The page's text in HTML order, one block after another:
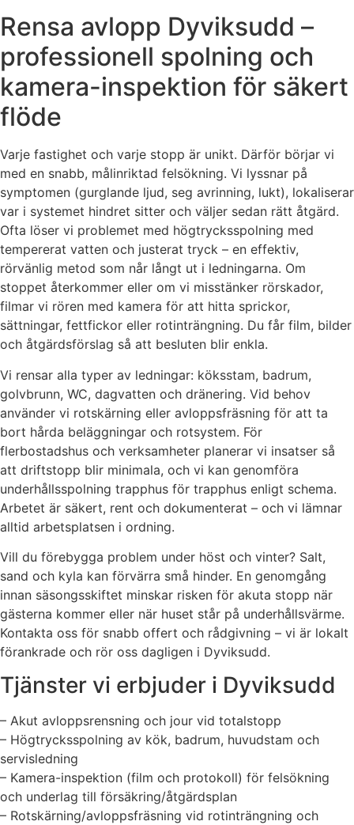
Rensa avlopp Dyviksudd –
professionell spolning och
kamera-inspektion för säkert
flöde
Varje fastighet och varje stopp är unikt. Därför börjar vi
med en snabb, målinriktad felsökning. Vi lyssnar på
symptomen (gurglande ljud, seg avrinning, lukt), lokaliserar
var i systemet hindret sitter och väljer sedan rätt åtgärd.
Ofta löser vi problemet med högtrycksspolning med
tempererat vatten och justerat tryck – en effektiv,
rörvänlig metod som når långt ut i ledningarna. Om
stoppet återkommer eller om vi misstänker rörskador,
filmar vi rören med kamera för att hitta sprickor,
sättningar, fettfickor eller rotinträngning. Du får film, bilder
och åtgärdsförslag så att besluten blir enkla.
Vi rensar alla typer av ledningar: köksstam, badrum,
golvbrunn, WC, dagvatten och dränering. Vid behov
använder vi rotskärning eller avloppsfräsning för att ta
bort hårda beläggningar och rotsystem. För
flerbostadshus och verksamheter planerar vi insatser så
att driftstopp blir minimala, och vi kan genomföra
underhållsspolning trapphus för trapphus enligt schema.
Arbetet är säkert, rent och dokumenterat – och vi lämnar
alltid arbetsplatsen i ordning.
Vill du förebygga problem under höst och vinter? Salt,
sand och kyla kan förvärra små hinder. En genomgång
innan säsongsskiftet minskar risken för akuta stopp när
gästerna kommer eller när huset står på underhållsvärme.
Kontakta oss för snabb offert och rådgivning – vi är lokalt
förankrade och rör oss dagligen i Dyviksudd.
Tjänster vi erbjuder i Dyviksudd
– Akut avloppsrensning och jour vid totalstopp
– Högtrycksspolning av kök, badrum, huvudstam och
servisledning
– Kamera-inspektion (film och protokoll) för felsökning
och underlag till försäkring/åtgärdsplan
– Rotskärning/avloppsfräsning vid rotinträngning och